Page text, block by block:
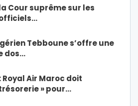
Cour suprême sur les
Tebboune s’offre une
dos…
Air Maroc doit
» pour…